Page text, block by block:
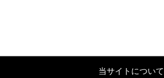
当サイトについて